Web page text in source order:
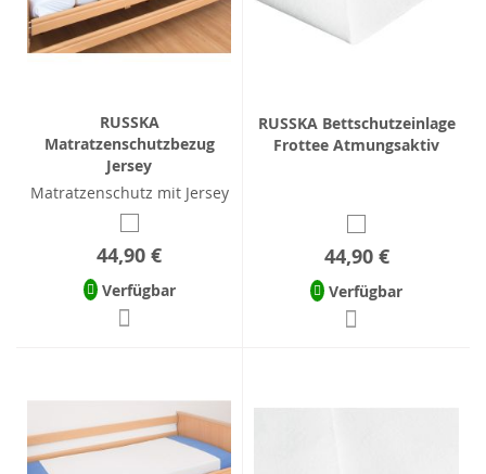
RUSSKA
Matratzenschutzbezug
Jersey
Matratzenschutz mit Jersey
44,90 €
Verfügbar
RUSSKA Bettschutzeinlage
Frottee Atmungsaktiv
44,90 €
Verfügbar